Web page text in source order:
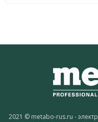
2021 © metabo-rus.ru -